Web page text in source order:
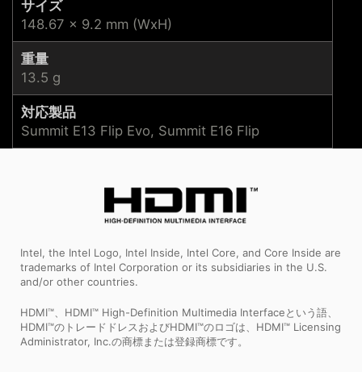
サイズ
148.67 x 9.2 mm (WxH)
重量
13.5 g
対応製品
Summit E13 Flip Evo, Summit E16 Flip
Intel, the Intel Logo, Intel Inside, Intel Core, and Core Inside are
trademarks of Intel Corporation or its subsidiaries in the U.S.
and/or other countries.
HDMI™、HDMI™ High-Definition Multimedia Interfaceという語、
HDMI™のトレードドレスおよびHDMI™のロゴは、HDMI™ Licensing
Administrator, Inc.の商標または登録商標です。